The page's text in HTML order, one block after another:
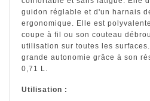
guidon réglable et d'un harnais
ergonomique. Elle est
coupe à fil ou son couteau
utilisation sur toutes les
grande autonomie grâce à son
0,71 L.
Utilisation :